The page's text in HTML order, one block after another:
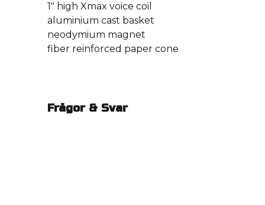
1″ high Xmax voice coil
aluminium cast basket
neodymium magnet
fiber reinforced paper cone
Frågor & Svar